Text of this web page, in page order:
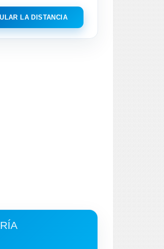
LA DISTANCIA